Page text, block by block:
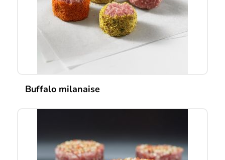
Buffalo milanaise